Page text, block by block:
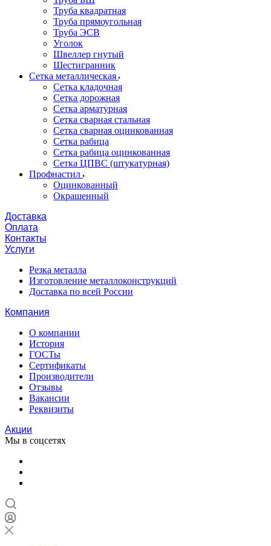
Труба квадратная
Труба прямоугольная
Труба ЭСВ
Уголок
Швеллер гнутый
Шестигранник
Сетка металлическая
Сетка кладочная
Сетка дорожная
Сетка арматурная
Сетка сварная стальная
Сетка сварная оцинкованная
Сетка рабица
Сетка рабица оцинкованная
Сетка ЦПВС (штукатурная)
Профнастил
Оцинкованный
Окрашенный
Доставка
Оплата
Контакты
Услуги
Резка металла
Изготовление металлоконструкций
Доставка по всей России
Компания
О компании
История
ГОСТы
Сертификаты
Производители
Отзывы
Вакансии
Реквизиты
Акции
Мы в соцсетях